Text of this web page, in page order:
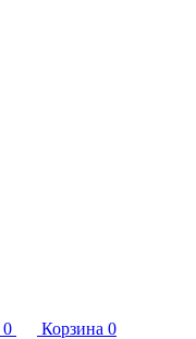
0 Корзина 0